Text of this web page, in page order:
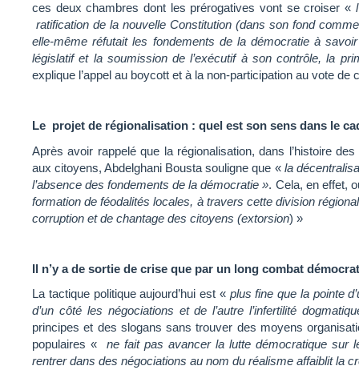
ces deux chambres dont les prérogatives vont se croiser «
ratification de la nouvelle Constitution (dans son fond
elle-même réfutait les fondements de la démocratie à
législatif et la soumission de l’exécutif à son contrôle, la
explique l’appel au boycott et à la non-participation au vote de
Le projet de régionalisation : quel est son sens dans le
Après avoir rappelé que la régionalisation, dans l’histoire
aux citoyens, Abdelghani Bousta souligne que « la
l’absence des fondements de la démocratie ». Cela, en effet,
formation de féodalités locales, à travers cette division
corruption et de chantage des citoyens (extorsion) »
Il n’y a de sortie de crise que par un long combat
La tactique politique aujourd’hui est « plus fine que la pointe
d’un côté les négociations et de l’autre l’infertilité
principes et des slogans sans trouver des moyens
populaires « ne fait pas avancer la lutte démocratique sur
rentrer dans des négociations au nom du réalisme affaiblit la